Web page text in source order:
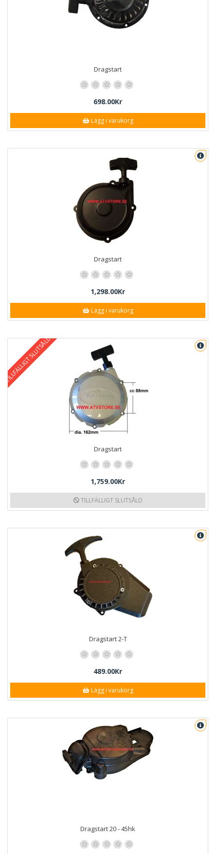
Dragstart
698.00Kr
Lägg i varukorg
Dragstart
1,298.00Kr
Lägg i varukorg
TILLFÄLLIGT SLUTSÅLD
Dragstart
1,759.00Kr
TILLFÄLLIGT SLUTSÅLD
Dragstart 2-T
489.00Kr
Lägg i varukorg
Dragstart 20 - 45hk